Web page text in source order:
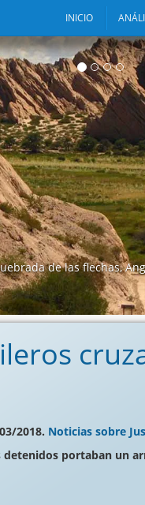
INICIO
de las flechas,
como un lugar
de que a través
fortalecer la
2018. Noticias sobre
detenidos portaban un